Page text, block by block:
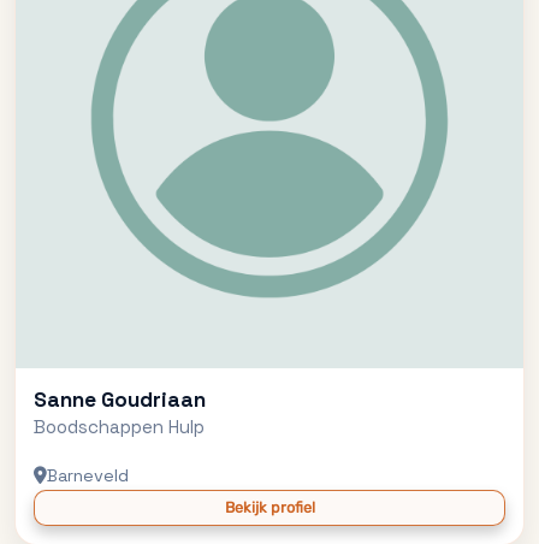
Sanne Goudriaan
Boodschappen Hulp
Barneveld
Bekijk profiel